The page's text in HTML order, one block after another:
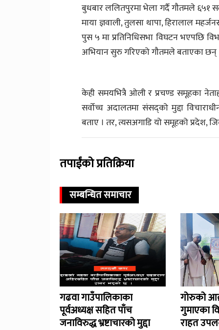
बुधबार ललितपुरमा भेला गर्दै गौतमले ६५१
माया ज्ञवाली, तुलसा थापा, हिरालाल
पुस ५ मा प्रतिनिधिसभा विघटन भएपछि
अभियान सुरु गरिएको गौतमले बताएका छन्
केही समयभित्रै ओली र प्रचण्ड समूहका
सर्वोच्च अदालतमा संसद्को मुद्दा
बताए । तर, त्यसअगाडि यो समूहको प्रदेश,
तपाईंको प्रतिक्रिया
सम्बन्धित समाचार
गढवा गाउँपालिकाका
पूर्वअध्यक्ष सहित पाँच
जनाविरुद्ध भ्रष्टाचारको मुद्दा
गोरुको
गुमाएका
राहत